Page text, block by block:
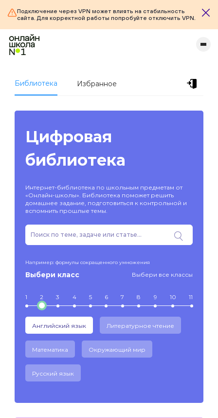
Подключение через VPN может влиять на стабильность
сайта. Для корректной работы попробуйте отключить VPN.
Библиотека Избранное
Цифровая
библиотека
Интернет-библиотека по школьным предметам от
«Онлайн-школы». Библиотека поможет решить
домашнее задание, подготовиться к контрольной и
вспомнить прошлые темы.
Например: формулы сокращенного умножения
Выбери класс Выбери все классы
1 2 3 4 5 6 7 8 9 10 11
Английский язык Литературное чтение
Математика Окружающий мир
Русский язык